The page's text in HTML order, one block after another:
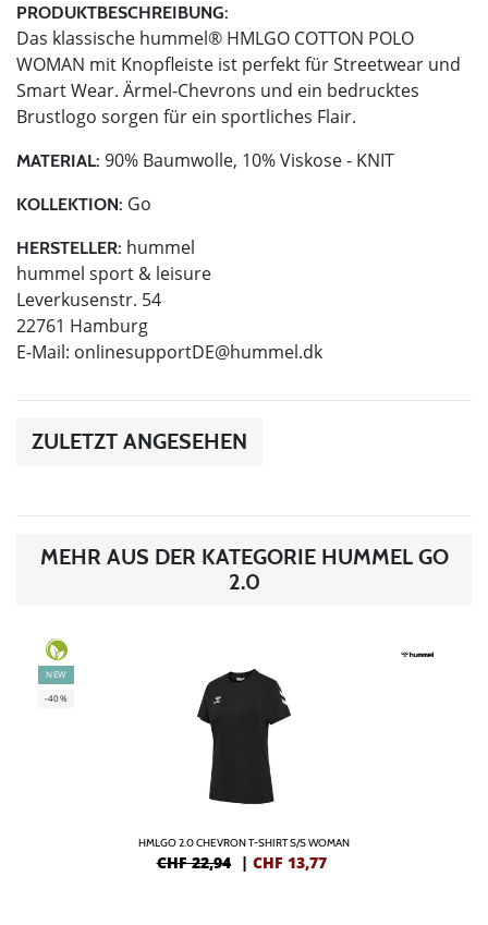
PRODUKTBESCHREIBUNG:
Das klassische hummel® HMLGO COTTON POLO
WOMAN mit Knopfleiste ist perfekt für Streetwear und
Smart Wear. Ärmel-Chevrons und ein bedrucktes
Brustlogo sorgen für ein sportliches Flair.
MATERIAL: 90% Baumwolle, 10% Viskose - KNIT
KOLLEKTION: Go
HERSTELLER: hummel
hummel sport & leisure
Leverkusenstr. 54
22761 Hamburg
E-Mail: onlinesupportDE@hummel.dk
ZULETZT ANGESEHEN
MEHR AUS DER KATEGORIE HUMMEL GO
2.0
NEW
-40%
HMLGO 2.0 CHEVRON T-SHIRT S/S WOMAN
CHF 22,94 | CHF 13,77